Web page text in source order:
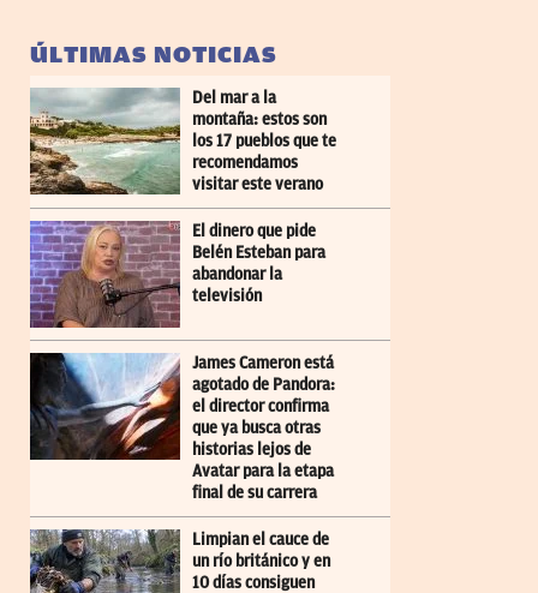
ÚLTIMAS NOTICIAS
Del mar a la
montaña: estos son
los 17 pueblos que te
recomendamos
visitar este verano
El dinero que pide
Belén Esteban para
abandonar la
televisión
James Cameron está
agotado de Pandora:
el director confirma
que ya busca otras
historias lejos de
Avatar para la etapa
final de su carrera
Limpian el cauce de
un río británico y en
10 días consiguen